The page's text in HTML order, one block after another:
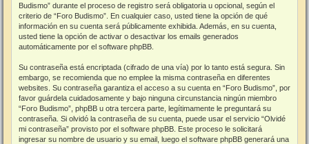
Budismo” durante el proceso de registro será obligatoria u opcional, según el
criterio de “Foro Budismo”. En cualquier caso, usted tiene la opción de qué
información en su cuenta será públicamente exhibida. Además, en su cuenta,
usted tiene la opción de activar o desactivar los emails generados
automáticamente por el software phpBB.
Su contraseña está encriptada (cifrado de una vía) por lo tanto está segura. Sin
embargo, se recomienda que no emplee la misma contraseña en diferentes
websites. Su contraseña garantiza el acceso a su cuenta en “Foro Budismo”, por
favor guárdela cuidadosamente y bajo ninguna circunstancia ningún miembro
“Foro Budismo”, phpBB u otra tercera parte, legítimamente le preguntará su
contraseña. Si olvidó la contraseña de su cuenta, puede usar el servicio “Olvidé
mi contraseña” provisto por el software phpBB. Este proceso le solicitará
ingresar su nombre de usuario y su email, luego el software phpBB generará una